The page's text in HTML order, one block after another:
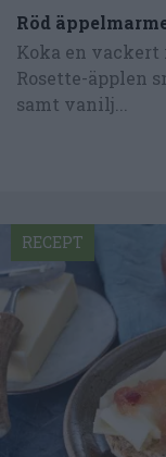
Röd
Koka en vackert
Rosette-äpplen
samt vanilj...
RECEPT